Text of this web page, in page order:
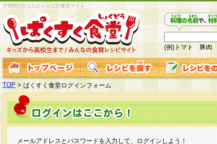
子供向けかんたんレシピの食育サイト
(例)トマト 豚肉
TOP > ぱくすく食堂ログインフォーム
メールアドレスとパスワードを入力して、ログインしよう！